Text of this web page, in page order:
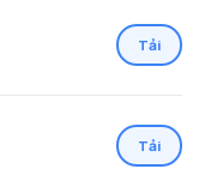
Tải
Tải